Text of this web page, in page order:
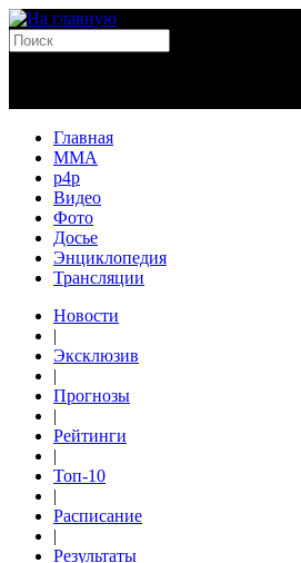
Главная
MMA
p4p
Видео
Фото
Досье
Энциклопедия
Трансляции
Новости
|
Эксклюзив
|
Прогнозы
|
Рейтинги
|
Топ-10
|
Расписание
|
Результаты